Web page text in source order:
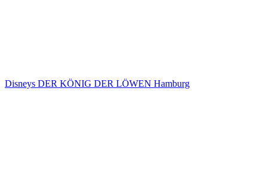
Disneys DER KÖNIG DER LÖWEN Hamburg